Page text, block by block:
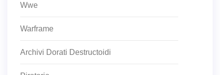
Wwe
Warframe
Archivi Dorati Destructoidi